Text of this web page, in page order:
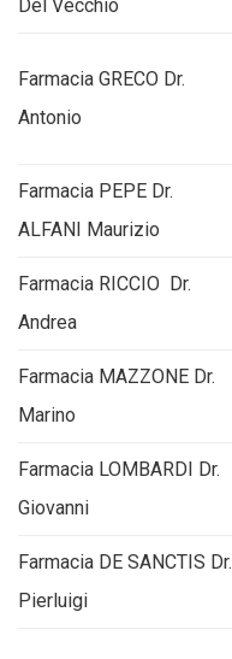
Del Vecchio
Farmacia GRECO Dr.
Antonio
Farmacia PEPE Dr.
ALFANI Maurizio
Farmacia RICCIO Dr.
Andrea
Farmacia MAZZONE Dr.
Marino
Farmacia LOMBARDI Dr.
Giovanni
Farmacia DE SANCTIS Dr.
Pierluigi